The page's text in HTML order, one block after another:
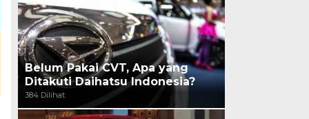
Belum Pakai CVT, Apa yang
Ditakuti Daihatsu Indonesia?
384 Dilihat